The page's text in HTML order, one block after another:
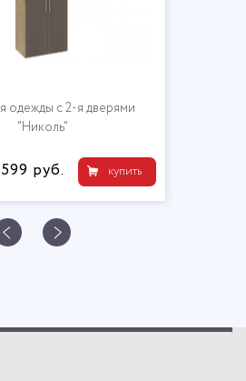
одежды с 2-я дверями
"Николь"
купить
руб.